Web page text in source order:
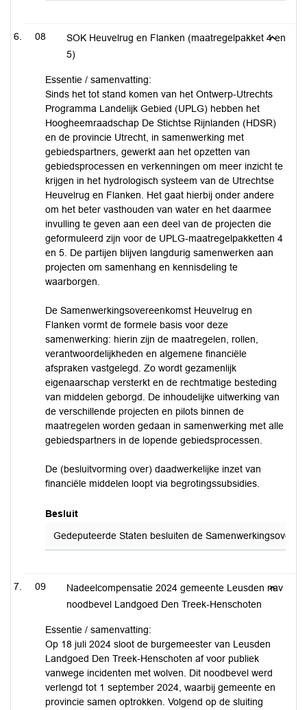
08
SOK Heuvelrug en Flanken (maatregelpakket 4 en
5)
Essentie / samenvatting:
Sinds het tot stand komen van het Ontwerp-Utrechts
Programma Landelijk Gebied (UPLG) hebben het
Hoogheemraadschap De Stichtse Rijnlanden (HDSR)
en de provincie Utrecht, in samenwerking met
gebiedspartners, gewerkt aan het opzetten van
gebiedsprocessen en verkenningen om meer inzicht te
krijgen in het hydrologisch systeem van de Utrechtse
Heuvelrug en Flanken. Het gaat hierbij onder andere
om het beter vasthouden van water en het daarmee
invulling te geven aan een deel van de projecten die
geformuleerd zijn voor de UPLG-maatregelpakketten 4
en 5. De partijen blijven langdurig samenwerken aan
projecten om samenhang en kennisdeling te
waarborgen.
De Samenwerkingsovereenkomst Heuvelrug en
Flanken vormt de formele basis voor deze
samenwerking: hierin zijn de maatregelen, rollen,
verantwoordelijkheden en algemene financiële
afspraken vastgelegd. Zo wordt gezamenlijk
eigenaarschap versterkt en de rechtmatige besteding
van middelen geborgd. De inhoudelijke uitwerking van
de verschillende projecten en pilots binnen de
maatregelen worden gedaan in samenwerking met alle
gebiedspartners in de lopende gebiedsprocessen.
De (besluitvorming over) daadwerkelijke inzet van
financiële middelen loopt via begrotingssubsidies.
Besluit
Gedeputeerde Staten besluiten de
09
Nadeelcompensatie 2024 gemeente Leusden nav
noodbevel Landgoed Den Treek-Henschoten
Essentie / samenvatting:
Op 18 juli 2024 sloot de burgemeester van Leusden
Landgoed Den Treek-Henschoten af voor publiek
vanwege incidenten met wolven. Dit noodbevel werd
verlengd tot 1 september 2024, waarbij gemeente en
provincie samen optrokken. Volgend op de sluiting